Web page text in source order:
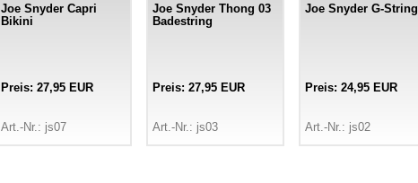
Joe Snyder Capri
Bikini
Preis: 27,95 EUR
Art.-Nr.: js07
Joe Snyder Thong 03
Badestring
Preis: 27,95 EUR
Art.-Nr.: js03
Joe Snyder G-String
Preis: 24,95 EUR
Art.-Nr.: js02